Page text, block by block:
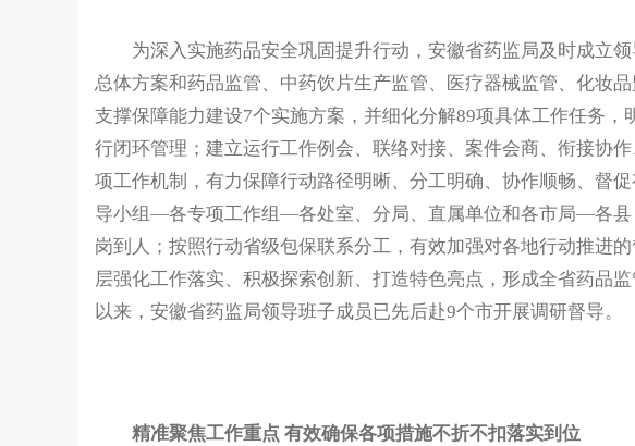
为深入实施药品安全巩固提升行动，安徽省药监局及时成立领
总体方案和药品监管、中药饮片生产监管、医疗器械监管、化妆
支撑保障能力建设7个实施方案，并细化分解89项具体工作任务，
行闭环管理；建立运行工作例会、联络对接、案件会商、衔接协
项工作机制，有力保障行动路径明晰、分工明确、协作顺畅、督
导小组—各专项工作组—各处室、分局、直属单位和各市局—各县
岗到人；按照行动省级包保联系分工，有效加强对各地行动推进
层强化工作落实、积极探索创新、打造特色亮点，形成全省药品
以来，安徽省药监局领导班子成员已先后赴9个市开展调研督导。
精准聚焦工作重点 有效确保各项措施不折不扣落实到位